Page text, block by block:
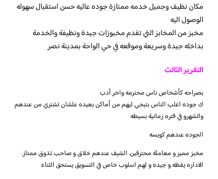
مكان نظيف وجميل خدمه ممتازة جوده عاليه حسن استقبال سهوله
الوصول اليه
مخبز من المخابز التي تقدم مخبوزات جيدة ونظيفة والخدمة
بداخله جيدة وسريعة وموقعه في حي الواحة بمدينة نصر
التقرير الثالث
بصراحه كأشخاص ناس محترمه واخر أدب
ك جوده اغلب الناس بتيجي ليهم من أماكن بعيده علشان تشتري من عندهم
واتشهرو في فتره زمانية بسيطه
الجوده عندهم كويسه
مخبز مميز و معاملة محترفين. الشيف عندهم خلاق و صاحب تذوق ممتاز.
الاداره يقظه و جيده و لهم اسلوب خاص في التسويق يستحق الثناء